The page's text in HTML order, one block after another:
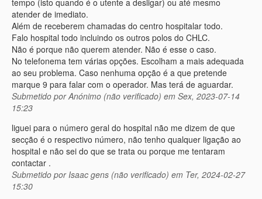
atender de imediato.
Além de receberem chamadas do centro hospitalar todo.
Falo hospital todo incluindo os outros polos do CHLC.
Não é porque não querem atender. Não é esse o caso.
No telefonema tem várias opções. Escolham a mais adequada
ao seu problema. Caso nenhuma opção é a que pretende
marque 9 para falar com o operador. Mas terá de aguardar.
Submetido porAnónimo (não verificado) em Sex, 2023-07-14
15:23
liguei para o número geral do hospital não me dizem de que
secção é o respectivo número, não tenho qualquer ligação ao
hospital e não sei do que se trata ou porque me tentaram
contactar .
Submetido por Isaac gens (não verificado) em Ter, 2024-02-27
15:30